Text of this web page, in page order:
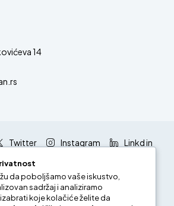
14
Twitter Instagram
Linkd in
Google +
da poboljšamo vaše iskustvo,
sadržaj i analiziramo
koje kolačiće želite da